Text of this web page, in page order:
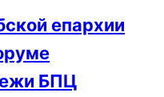
епархии
БПЦ